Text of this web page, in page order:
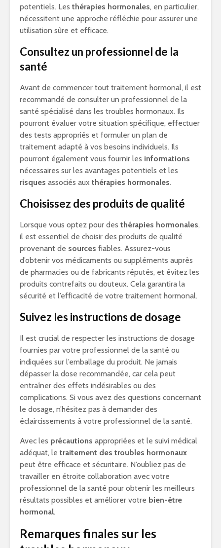
potentiels. Les thérapies hormonales, en particulier,
nécessitent une approche réfléchie pour assurer une
utilisation sûre et efficace.
Consultez un professionnel de la
santé
Avant de commencer tout traitement hormonal, il est
recommandé de consulter un professionnel de la
santé spécialisé dans les troubles hormonaux. Ils
pourront évaluer votre situation spécifique, effectuer
des tests appropriés et formuler un plan de
traitement adapté à vos besoins individuels. Ils
pourront également vous fournir les informations
nécessaires sur les avantages potentiels et les
risques associés aux thérapies hormonales.
Choisissez des produits de qualité
Lorsque vous optez pour des thérapies hormonales,
il est essentiel de choisir des produits de qualité
provenant de sources fiables. Assurez-vous
d’obtenir vos médicaments ou suppléments auprès
de pharmacies ou de fabricants réputés, et évitez les
produits contrefaits ou douteux. Cela garantira la
sécurité et l’efficacité de votre traitement hormonal.
Suivez les instructions de dosage
Il est crucial de respecter les instructions de dosage
fournies par votre professionnel de la santé ou
indiquées sur l’emballage du produit. Ne jamais
dépasser la dose recommandée, car cela peut
entraîner des effets indésirables ou des
complications. Si vous avez des questions concernant
le dosage, n’hésitez pas à demander des
éclaircissements à votre professionnel de la santé.
Avec les précautions appropriées et le suivi médical
adéquat, le traitement des troubles hormonaux
peut être efficace et sécuritaire. N’oubliez pas de
travailler en étroite collaboration avec votre
professionnel de la santé pour obtenir les meilleurs
résultats possibles et améliorer votre bien-être
hormonal.
Remarques finales sur les